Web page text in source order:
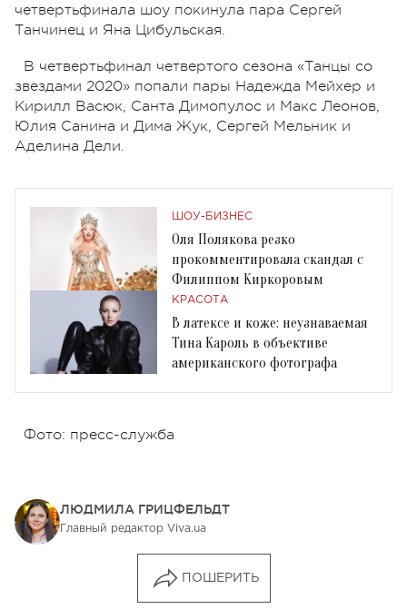
четвертьфинала шоу покинула пара Сергей
Танчинец и Яна Цибульская.
В четвертьфинал четвертого сезона «Танцы со
звездами 2020» попали пары Надежда Мейхер и
Кирилл Васюк, Санта Димопулос и Макс Леонов,
Юлия Санина и Дима Жук, Сергей Мельник и
Аделина Дели.
ШОУ-БИЗНЕС
Оля Полякова резко
прокомментировала скандал с
Филиппом Киркоровым
КРАСОТА
В латексе и коже: неузнаваемая
Тина Кароль в объективе
американского фотографа
Фото: пресс-служба
ЛЮДМИЛА ГРИЦФЕЛЬДТ
Главный редактор Viva.ua
ПОШЕРИТЬ